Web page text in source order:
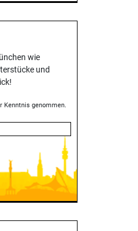
wie
und
Kenntnis genommen.